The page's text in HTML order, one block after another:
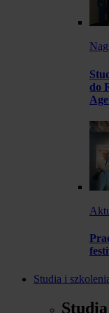
do
Studia i
Studia